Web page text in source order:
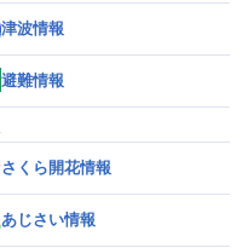
津波情報
避難情報
さくら開花情報
あじさい情報